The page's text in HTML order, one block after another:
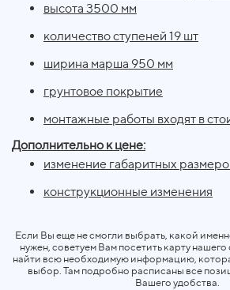
высота 3500 мм
количество ступеней 19 шт
ширина марша 950 мм
грунтовое покрытие
монтажные работы входят в
Дополнительно к цене:
изменение габаритных
конструкционные изменения
Если Вы еще не смогли выбрать, какой
нужен, советуем Вам посетить карту
найти всю необходимую информацию,
выбор. Там подробно расписаны все
Вашего удобства.